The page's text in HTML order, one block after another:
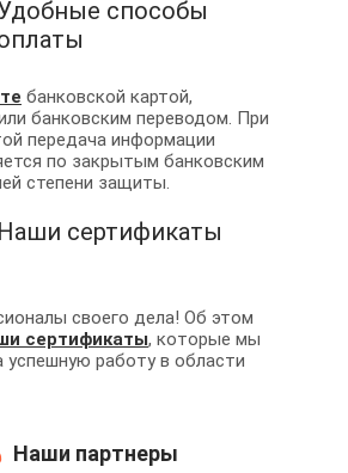
способы
банковской картой,
банковским переводом. При
передача информации
по закрытым банковским
степени защиты.
Наши сертификаты
своего дела! Об этом
сертификаты, которые мы
успешную работу в области
Наши партнеры